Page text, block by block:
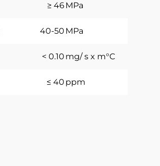
≥ 46MPa
40-50 MPa
< 0.10 mg/ s x m°C
≤ 40 ppm